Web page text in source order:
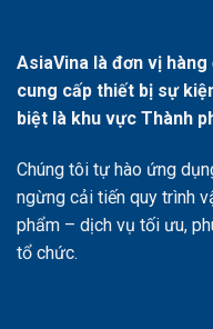
AsiaVina là đơn vị
cung cấp thiết bị sự
biệt là khu vực Thành
Chúng tôi tự hào ứng
ngừng cải tiến quy trình
phẩm – dịch vụ tối ưu,
tổ chức.